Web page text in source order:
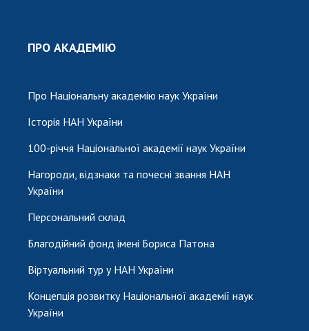
ПРО АКАДЕМІЮ
Про Національну академію наук України
Історія НАН України
100-річчя Національної академії наук України
Нагороди, відзнаки та почесні звання НАН
України
Персональний склад
Благодійний фонд імені Бориса Патона
Віртуальний тур у НАН України
Концепція розвитку Національної академії наук
України